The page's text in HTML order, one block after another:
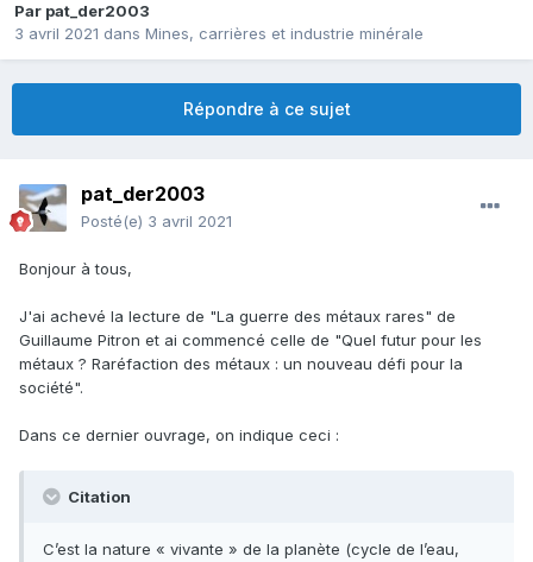
Par pat_der2003
3 avril 2021 dans Mines, carrières et industrie minérale
Répondre à ce sujet
pat_der2003
Posté(e) 3 avril 2021
Bonjour à tous,
J'ai achevé la lecture de "La guerre des métaux rares" de
Guillaume Pitron et ai commencé celle de "Quel futur pour les
métaux ? Raréfaction des métaux : un nouveau défi pour la
société".
Dans ce dernier ouvrage, on indique ceci :
Citation
C’est la nature « vivante » de la planète (cycle de l’eau,